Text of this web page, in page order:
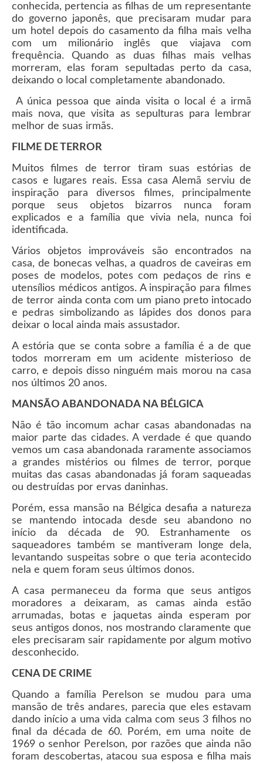
conhecida, pertencia as filhas de um representante
do governo japonês, que precisaram mudar para
um hotel depois do casamento da filha mais velha
com um milionário inglês que viajava com
frequência. Quando as duas filhas mais velhas
morreram, elas foram sepultadas perto da casa,
deixando o local completamente abandonado.
A única pessoa que ainda visita o local é a irmã
mais nova, que visita as sepulturas para lembrar
melhor de suas irmãs.
FILME DE TERROR
Muitos filmes de terror tiram suas estórias de
casos e lugares reais. Essa casa Alemã serviu de
inspiração para diversos filmes, principalmente
porque seus objetos bizarros nunca foram
explicados e a família que vivia nela, nunca foi
identificada.
Vários objetos improváveis são encontrados na
casa, de bonecas velhas, a quadros de caveiras em
poses de modelos, potes com pedaços de rins e
utensílios médicos antigos. A inspiração para filmes
de terror ainda conta com um piano preto intocado
e pedras simbolizando as lápides dos donos para
deixar o local ainda mais assustador.
A estória que se conta sobre a família é a de que
todos morreram em um acidente misterioso de
carro, e depois disso ninguém mais morou na casa
nos últimos 20 anos.
MANSÃO ABANDONADA NA BÉLGICA
Não é tão incomum achar casas abandonadas na
maior parte das cidades. A verdade é que quando
vemos um casa abandonada raramente associamos
a grandes mistérios ou filmes de terror, porque
muitas das casas abandonadas já foram saqueadas
ou destruídas por ervas daninhas.
Porém, essa mansão na Bélgica desafia a natureza
se mantendo intocada desde seu abandono no
início da década de 90. Estranhamente os
saqueadores também se mantiveram longe dela,
levantando suspeitas sobre o que teria acontecido
nela e quem foram seus últimos donos.
A casa permaneceu da forma que seus antigos
moradores a deixaram, as camas ainda estão
arrumadas, botas e jaquetas ainda esperam por
seus antigos donos, nos mostrando claramente que
eles precisaram sair rapidamente por algum motivo
desconhecido.
CENA DE CRIME
Quando a família Perelson se mudou para uma
mansão de três andares, parecia que eles estavam
dando início a uma vida calma com seus 3 filhos no
final da década de 60. Porém, em uma noite de
1969 o senhor Perelson, por razões que ainda não
foram descobertas, atacou sua esposa e filha mais